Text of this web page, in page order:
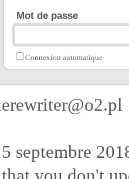
Mot de passe
Connexion automatique
septembre